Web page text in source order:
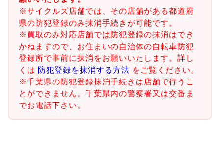
※サイクルズ店舗では、その店舗がある都道府
県の防犯登録のみ抹消手続きが可能です。
※買取のみ対応店舗では防犯登録の抹消はでき
かねますので、お住まいの自治体の自転車防犯
登録所で事前に抹消をお願いいたします。詳し
くは 防犯登録を抹消する方法 をご覧ください。
※千葉県の防犯登録抹消手続きは店舗で行うこ
とができません。千葉県内の警察署又は交番ま
でお電話下さい。